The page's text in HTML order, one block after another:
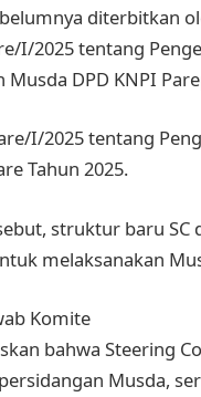
diterbitkan
I/2025 tentang
DPD KNPI
I/2025 tentang
Tahun 2025.
struktur baru
melaksanakan
Komite
bahwa Steering
Musda,